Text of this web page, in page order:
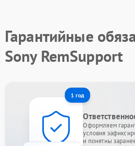
Гарантийные
Sony RemSupport
1 год
Оформляем
условия
и понятны